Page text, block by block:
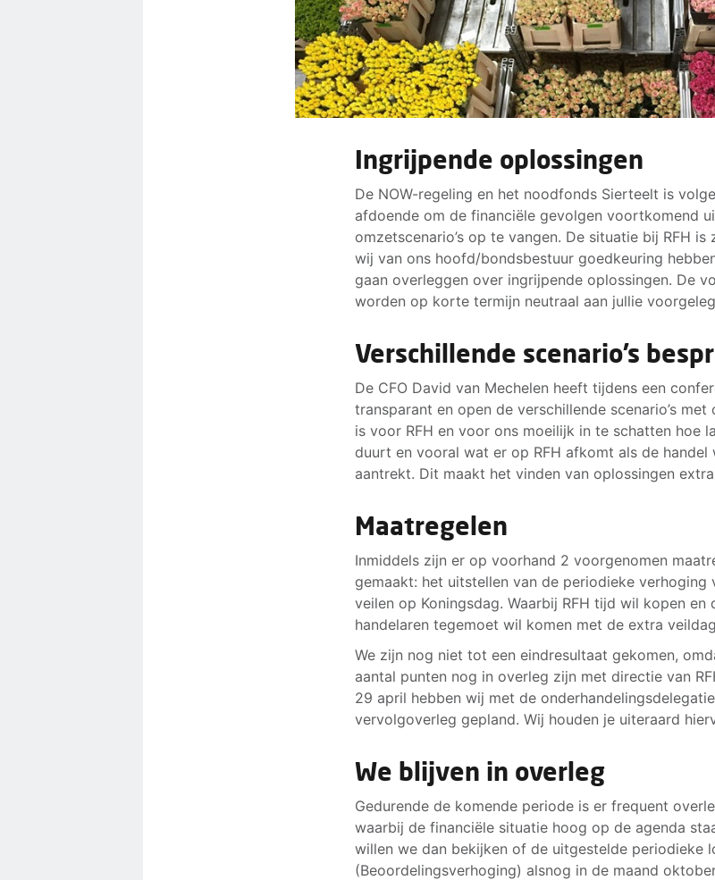
Ingrijpende oplossingen
De NOW-regeling en het noodfonds Sierteelt is
afdoende om de financiële gevolgen voortkomend
omzetscenario’s op te vangen. De situatie bij RFH
wij van ons hoofd/bondsbestuur goedkeuring
gaan overleggen over ingrijpende oplossingen. De
worden op korte termijn neutraal aan jullie
Verschillende scenario’s
De CFO David van Mechelen heeft tijdens een
transparant en open de verschillende scenario’s met
is voor RFH en voor ons moeilijk in te schatten hoe
duurt en vooral wat er op RFH afkomt als de handel
aantrekt. Dit maakt het vinden van oplossingen
Maatregelen
Inmiddels zijn er op voorhand 2 voorgenomen
gemaakt: het uitstellen van de periodieke verhoging
veilen op Koningsdag. Waarbij RFH tijd wil kopen en
handelaren tegemoet wil komen met de extra
We zijn nog niet tot een eindresultaat gekomen,
aantal punten nog in overleg zijn met directie van
29 april hebben wij met de
vervolgoverleg gepland. Wij houden je uiteraard
We blijven in overleg
Gedurende de komende periode is er frequent
waarbij de financiële situatie hoog op de agenda
willen we dan bekijken of de uitgestelde periodieke
(Beoordelingsverhoging) alsnog in de maand